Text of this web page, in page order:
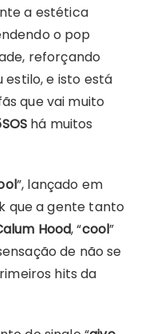
a estética
o pop
reforçando
estilo, e isto está
que vai muito
há muitos
”, lançado em
que a gente tanto
Hood, “cool”
de não se
hits da